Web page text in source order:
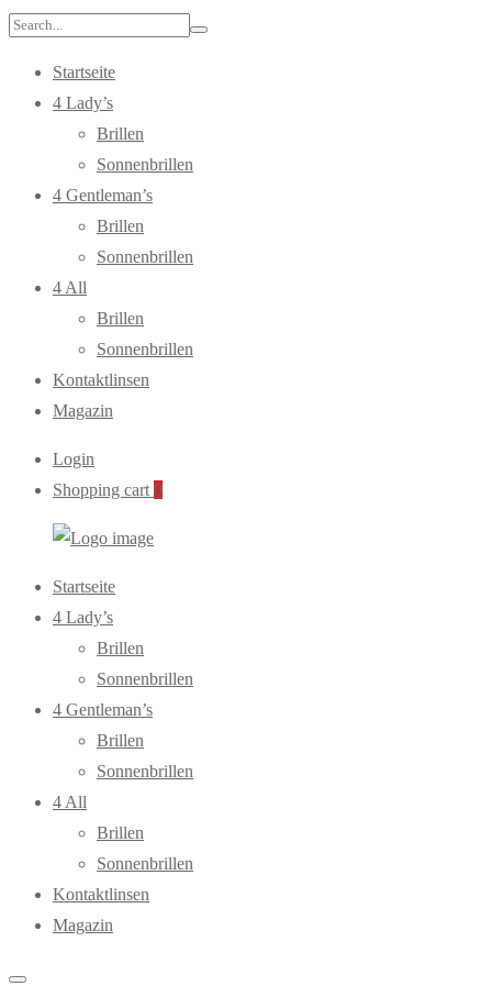
Search
Startseite
4 Lady’s
Brillen
Sonnenbrillen
4 Gentleman’s
Brillen
Sonnenbrillen
4 All
Brillen
Sonnenbrillen
Kontaktlinsen
Magazin
Login
Shopping cart 0
Primary
Menu
Startseite
4 Lady’s
Brillen
Sonnenbrillen
4 Gentleman’s
Brillen
Sonnenbrillen
4 All
Brillen
Sonnenbrillen
Kontaktlinsen
Magazin